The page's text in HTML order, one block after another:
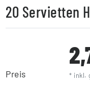
20 Servietten
Preis * inkl.